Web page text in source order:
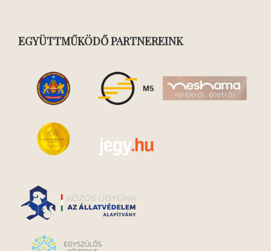
EGYÜTTMŰKÖDŐ PARTNEREINK